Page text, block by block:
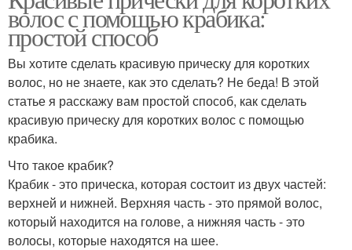
волос с помощью крабика:
простой способ
Вы хотите сделать красивую прическу для коротких
волос, но не знаете, как это сделать? Не беда! В этой
статье я расскажу вам простой способ, как сделать
красивую прическу для коротких волос с помощью
крабика.
Что такое крабик?
Крабик - это прическа, которая состоит из двух частей:
верхней и нижней. Верхняя часть - это прямой волос,
который находится на голове, а нижняя часть - это
волосы, которые находятся на шее.